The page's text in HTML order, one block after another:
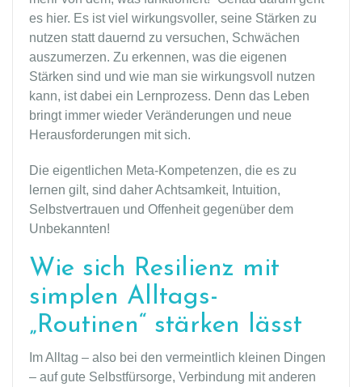
es hier. Es ist viel wirkungsvoller, seine Stärken zu
nutzen statt dauernd zu versuchen, Schwächen
auszumerzen. Zu erkennen, was die eigenen
Stärken sind und wie man sie wirkungsvoll nutzen
kann, ist dabei ein Lernprozess. Denn das Leben
bringt immer wieder Veränderungen und neue
Herausforderungen mit sich.
Die eigentlichen Meta-Kompetenzen, die es zu
lernen gilt, sind daher Achtsamkeit, Intuition,
Selbstvertrauen und Offenheit gegenüber dem
Unbekannten!
Wie sich Resilienz mit
simplen Alltags-
„Routinen“ stärken lässt
Im Alltag – also bei den vermeintlich kleinen Dingen
– auf gute Selbstfürsorge, Verbindung mit anderen